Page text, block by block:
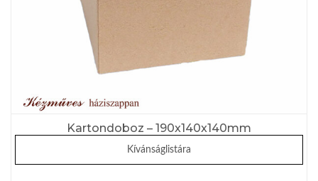
Kartondoboz – 190x140x140mm
Kívánságlistára